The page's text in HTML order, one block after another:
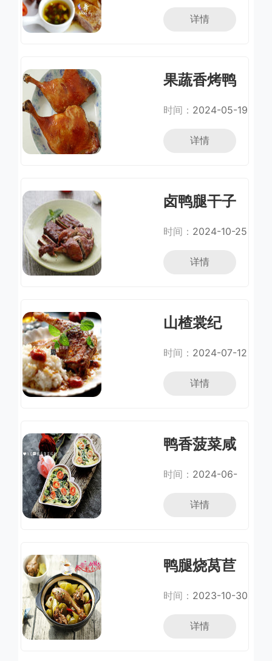
详情
果蔬香烤鸭
腿
时间： 2024-05-19
详情
卤鸭腿干子
双拼
时间： 2024-10-25
详情
山楂裳纪
时间： 2024-07-12
详情
鸭香菠菜咸
蛋挞
时间： 2024-06-
详情
鸭腿烧莴苣
时间： 2023-10-30
详情